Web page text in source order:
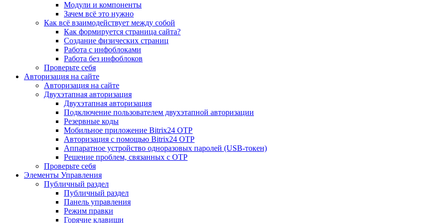
Модули и компоненты
Зачем всё это нужно
Как всё взаимодействует между собой
Как формируется страница сайта?
Создание физических страниц
Работа с инфоблоками
Работа без инфоблоков
Проверьте себя
Авторизация на сайте
Авторизация на сайте
Двухэтапная авторизация
Двухэтапная авторизация
Подключение пользователем двухэтапной авторизации
Резервные коды
Мобильное приложение Bitrix24 OTP
Авторизация с помощью Bitrix24 OTP
Аппаратное устройство одноразовых паролей (USB-токен)
Решение проблем, связанных с OTP
Проверьте себя
Элементы Управления
Публичный раздел
Публичный раздел
Панель управления
Режим правки
Горячие клавиши